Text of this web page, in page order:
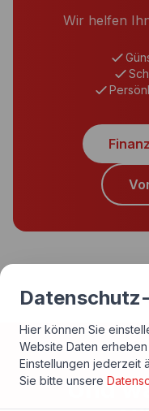
Wir helfen
Und
Hier können Sie
Website Daten
Einstellungen jederzeit
Sie bitte unsere